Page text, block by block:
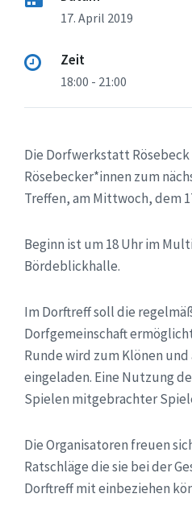
17. April 2019
Zeit
18:00 - 21:00
Die Dorfwerkstatt
Rösebecker*innen zum
Treffen, am Mittwoch, dem
Beginn ist um 18 Uhr im
Bördeblickhalle.
Im Dorftreff soll die
Dorfgemeinschaft
Runde wird zum Klönen
eingeladen. Eine Nutzung
Spielen mitgebrachter
Die Organisatoren freuen
Ratschläge die sie bei der
Dorftreff mit einbeziehen